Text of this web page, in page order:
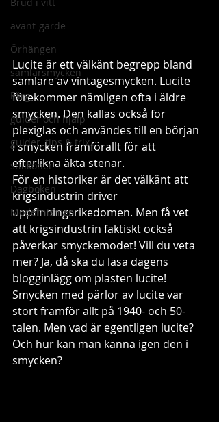
avant-garde
Örhängen
samlarsmycken
Färg
guider och hjälp
guider, tips & trix
stilikoner
Dagboken
Modernismen
Lucite är ett välkänt begrepp bland
samlare av vintagesmycken. Lucite
förekommer nämligen ofta i äldre
smycken. Den kallas också för
plexiglas och användes till en början
i smycken framförallt för att
efterlikna äkta stenar.
För en historiker är det välkänt att
krigsindustrin driver
uppfinningsrikedomen. Men få vet
att krigsindustrin faktiskt också
påverkar smyckemodet! Vill du veta
mer? Ja, då ska du läsa dagens
blogginlägg om plasten lucite!
Smycken med pärlor av lucite var
stort framför allt på 1940- och 50-
talen. Men vad är egentligen lucite?
Och hur kan man känna igen den i
smycken?